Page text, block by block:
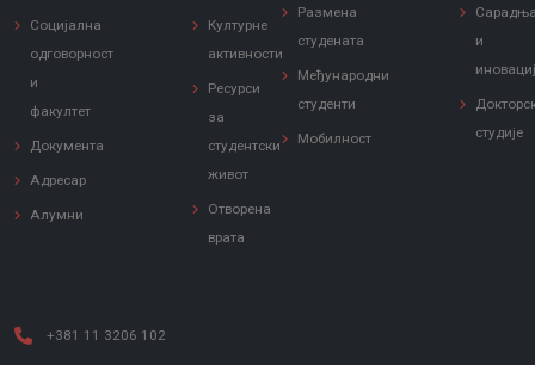
Социјална
одговорност
и
факултет
Документа
Адресар
Алумни
Културне
активности
Ресурси
за
студентски
живот
Отворена
врата
Размена
студената
Међународни
студенти
Мобилност
и
студије
+381 11 3206 102